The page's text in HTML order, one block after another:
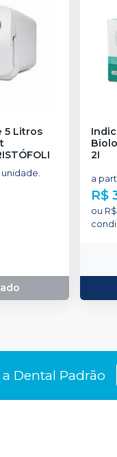
5 Litros
2I
a
R$
ou
Dental Padrão